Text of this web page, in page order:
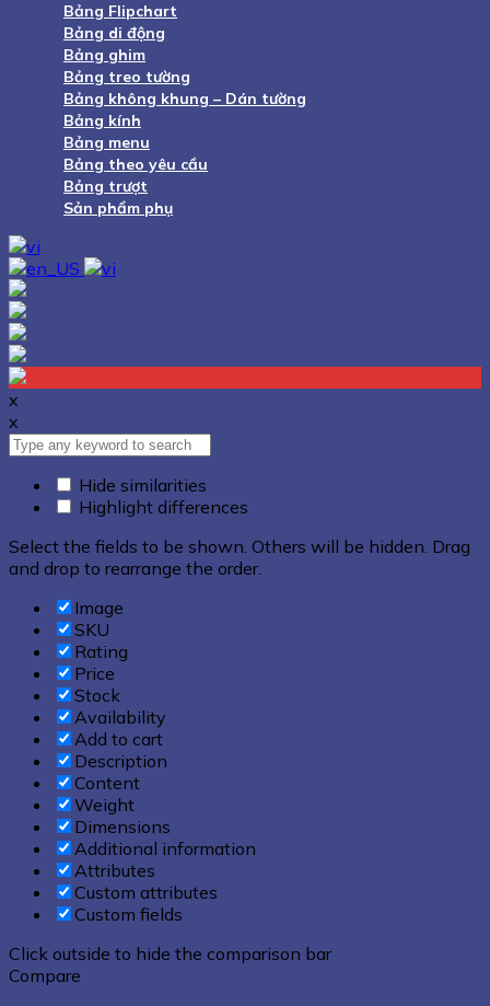
Bảng Flipchart
Bảng di động
Bảng ghim
Bảng treo tường
Bảng không khung – Dán tường
Bảng kính
Bảng menu
Bảng theo yêu cầu
Bảng trượt
Sản phẩm phụ
x
x
Hide similarities
Highlight differences
Select the fields to be shown. Others will be hidden. Drag
and drop to rearrange the order.
Image
SKU
Rating
Price
Stock
Availability
Add to cart
Description
Content
Weight
Dimensions
Additional information
Attributes
Custom attributes
Custom fields
Click outside to hide the comparison bar
Compare